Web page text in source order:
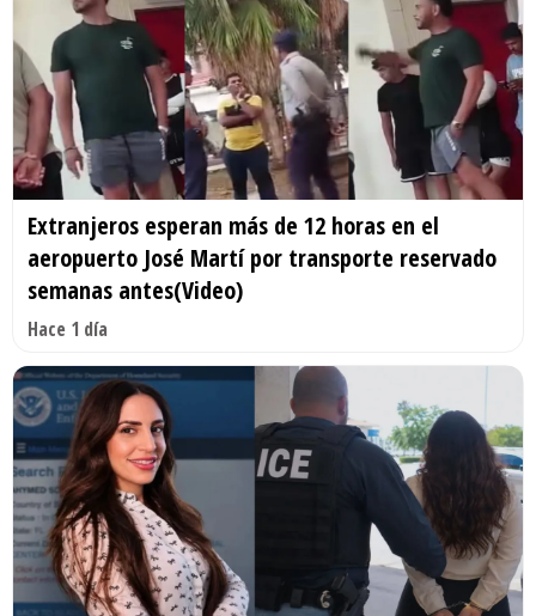
Extranjeros esperan más de 12 horas en el
aeropuerto José Martí por transporte reservado
semanas antes(Video)
Hace 1 día